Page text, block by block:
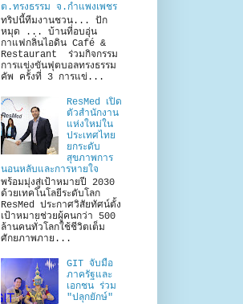
ต.ทรงธรรม จ.กำแพงเพชร
ทริปนี้ทีมงานชวน... ปัก
หมุด ... บ้านที่อบอุ่น
กาแฟกลิ่นไอดิน Café &
Restaurant ร่วมกิจกรรม
การแข่งขันฟุตบอลทรงธรรม
คัพ ครั้งที่ 3 การแข่...
ResMed เปิด
ตัวสำนักงาน
แห่งใหม่ใน
ประเทศไทย
ยกระดับ
สุขภาพการ
นอนหลับและการหายใจ
พร้อมมุ่งสู่เป้าหมายปี 2030
ด้วยเทคโนโลยีระดับโลก
ResMed ประกาศวิสัยทัศน์ตั้ง
เป้าหมายช่วยผู้คนกว่า 500
ล้านคนทั่วโลกใช้ชีวิตเต็ม
ศักยภาพภาย...
GIT จับมือ
ภาครัฐและ
เอกชน ร่วม
"ปลุกยักษ์"